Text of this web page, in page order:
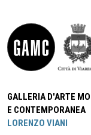
GALLERIA D'ARTE
E CONTEMPORANEA
LORENZO VIANI